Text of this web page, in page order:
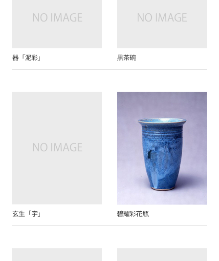
器「泥彩」 黒茶碗
玄生「宇」 碧耀彩花瓶